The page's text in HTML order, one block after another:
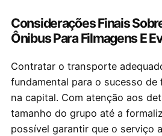
Considerações Finais
Ônibus Para Filmagens E
Contratar o transporte
fundamental para o sucesso de
na capital. Com atenção aos
tamanho do grupo até a
possível garantir que o serviço